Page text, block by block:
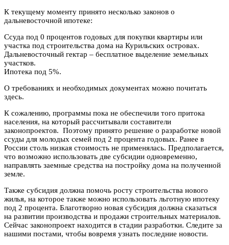
К текущему моменту принято несколько законов о
дальневосточной ипотеке:
Ссуда под 0 процентов годовых для покупки квартиры или
участка под строительства дома на Курильских островах.
Дальневосточный гектар – бесплатное выделение земельных
участков.
Ипотека под 5%.
О требованиях и необходимых документах можно почитать
здесь.
К сожалению, программы пока не обеспечили того притока
населения, на который рассчитывали составители
законопроектов. Поэтому принято решение о разработке новой
ссуды для молодых семей под 2 процента годовых. Ранее в
России столь низкая стоимость не применялась. Предполагается,
что возможно использовать две субсидии одновременно,
направлять заемные средства на постройку дома на полученной
земле.
Также субсидия должна помочь росту строительства нового
жилья, на которое также можно использовать льготную ипотеку
под 2 процента. Благотворно новая субсидия должна сказаться
на развитии производства и продажи строительных материалов.
Сейчас законопроект находится в стадии разработки. Следите за
нашими постами, чтобы вовремя узнать последние новости.